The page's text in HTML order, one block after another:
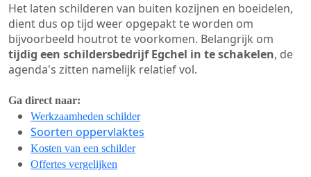
Het laten schilderen van buiten kozijnen en boeidelen,
dient dus op tijd weer opgepakt te worden om
bijvoorbeeld houtrot te voorkomen. Belangrijk om
tijdig een schildersbedrijf Egchel in te schakelen, de
agenda's zitten namelijk relatief vol.
Ga direct naar:
Werkzaamheden schilder
Soorten oppervlaktes
Kosten van een schilder
Offertes vergelijken